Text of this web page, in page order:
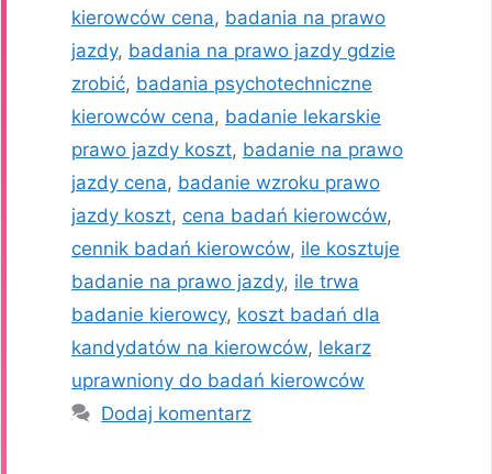
kierowców cena, badania na prawo
jazdy, badania na prawo jazdy gdzie
zrobić, badania psychotechniczne
kierowców cena, badanie lekarskie
prawo jazdy koszt, badanie na prawo
jazdy cena, badanie wzroku prawo
jazdy koszt, cena badań kierowców,
cennik badań kierowców, ile kosztuje
badanie na prawo jazdy, ile trwa
badanie kierowcy, koszt badań dla
kandydatów na kierowców, lekarz
uprawniony do badań kierowców
Dodaj komentarz